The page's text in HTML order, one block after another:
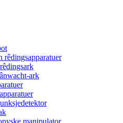
rêdingsapparatuer
ark
manipulator